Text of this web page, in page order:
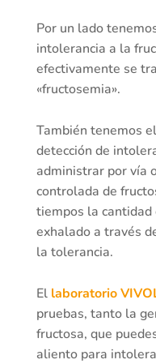
Por un lado
intolerancia a la
efectivamente se
«fructosemia».
También tenemos
detección de
administrar por vía
controlada de
tiempos la
exhalado a través
la tolerancia.
El laboratorio
pruebas, tanto la
fructosa, que
aliento para